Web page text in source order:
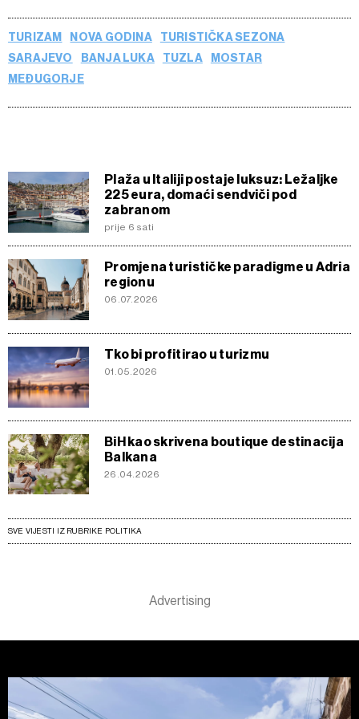
TURIZAM NOVA GODINA
TURISTIČKA SEZONA
SARAJEVO
BANJA LUKA TUZLA
MOSTAR
MEĐUGORJE
Plaža u Italiji postaje luksuz: Ležaljke
225 eura, domaći sendviči pod
zabranom
prije 6 sati
Promjena turističke paradigme u Adria
regionu
06.07.2026
Tko bi profitirao u turizmu
01.05.2026
BiH kao skrivena boutique destinacija
Balkana
26.04.2026
SVE VIJESTI IZ RUBRIKE POLITIKA